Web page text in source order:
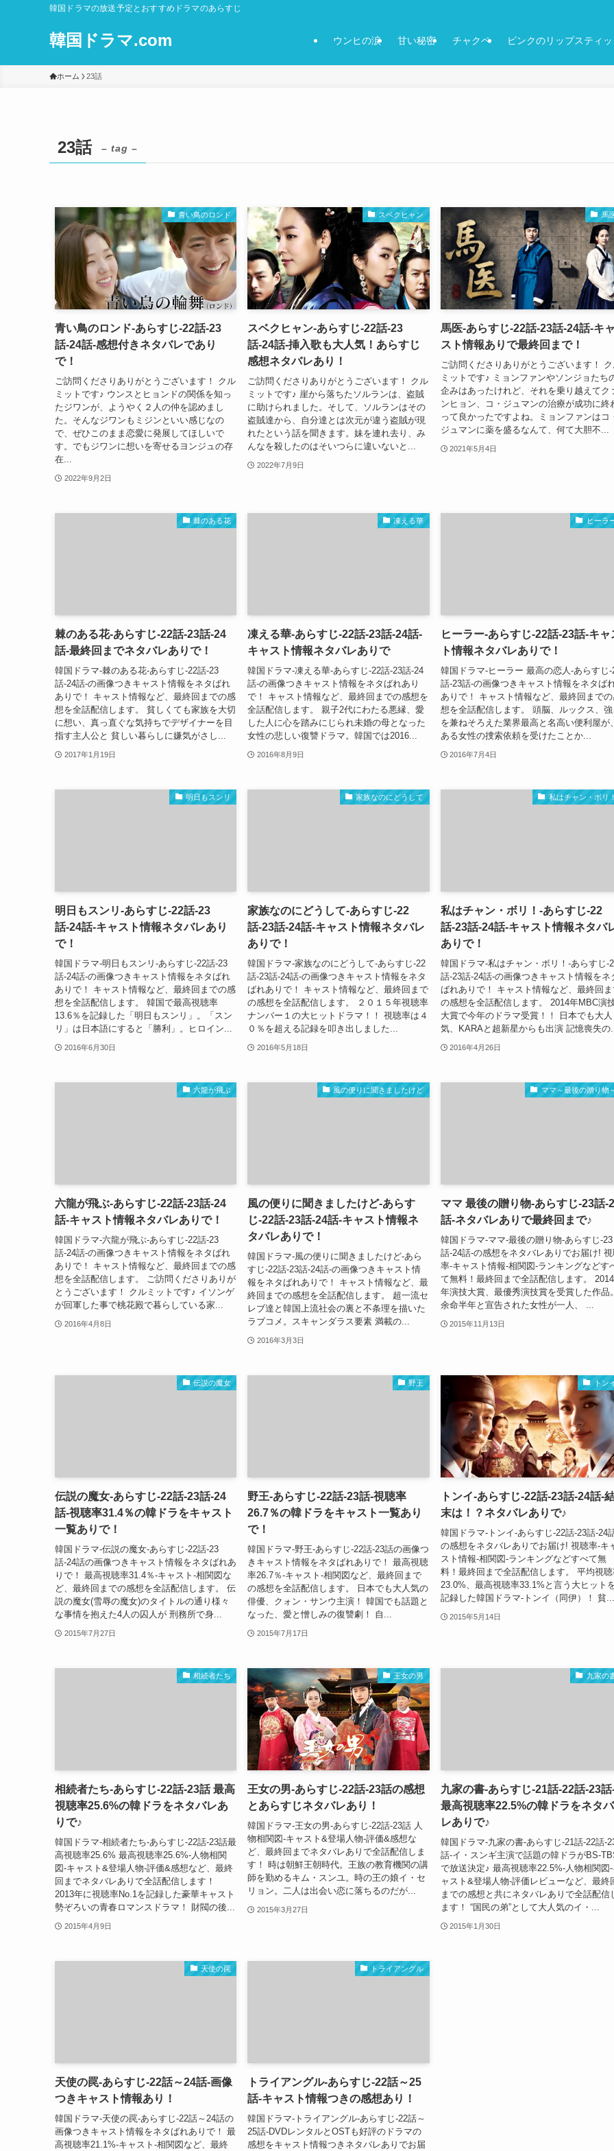
韓国ドラマの放送予定とおすすめドラマのあらすじ
韓国ドラマ.com ウンヒの涙 甘い秘密 チャクペ ピンクのリップスティ
ホーム 23話
23話 – tag –
青い鳥のロンド
青い鳥のロンド-あらすじ-22話-23
話-24話-感想付きネタバレであり
で！
ご訪問くださりありがとうございます！ クル
ミットです♪ ウンスとヒョンドの関係を知っ
たジワンが、ようやく２人の仲を認めまし
た。そんなジワンもミジンといい感じなの
で、ぜひこのまま恋愛に発展してほしいで
す。でもジワンに想いを寄せるヨンジュの存
在...
2022年9月2日
スベクヒャン
スベクヒャン-あらすじ-22話-23
話-24話-挿入歌も大人気！あらすじ
感想ネタバレあり！
ご訪問くださりありがとうございます！ クル
ミットです♪ 崖から落ちたソルランは、盗賊
に助けられました。そして、ソルランはその
盗賊達から、自分達とは次元が違う盗賊が現
れたという話を聞きます。妹を連れ去り、み
んなを殺したのはそいつらに違いないと...
2022年7月9日
馬
馬医-あらすじ-22話-23話-24話-キャ
スト情報ありで最終回まで！
ご訪問くださりありがとうございます！
ミットです♪ ミョンファンやソンジョたち
企みはあったけれど、それを乗り越えてク
ンヒョン、コ・ジュマンの治療が成功に終
って良かったですよね。ミョンファンはコ
ジュマンに薬を盛るなんて、何て大胆不...
2021年5月4日
棘のある花
棘のある花-あらすじ-22話-23話-24
話-最終回までネタバレありで！
韓国ドラマ-棘のある花-あらすじ-22話-23
話-24話-の画像つきキャスト情報をネタばれ
ありで！ キャスト情報など、最終回までの感
想を全話配信します。 貧しくても家族を大切
に想い、真っ直ぐな気持ちでデザイナーを目
指す主人公と 貧しい暮らしに嫌気がさし...
2017年1月19日
凍える華
凍える華-あらすじ-22話-23話-24話-
キャスト情報ネタバレありで
韓国ドラマ-凍える華-あらすじ-22話-23話-24
話-の画像つきキャスト情報をネタばれあり
で！ キャスト情報など、最終回までの感想を
全話配信します。 親子2代にわたる悪縁、愛
した人に心を踏みにじられ未婚の母となった
女性の悲しい復讐ドラマ。韓国では2016...
2016年8月9日
ヒーラ
ヒーラー-あらすじ-22話-23話-キャ
ト情報ネタバレありで！
韓国ドラマ-ヒーラー 最高の恋人-あらすじ-
話-23話-の画像つきキャスト情報をネタば
ありで！ キャスト情報など、最終回まで
想を全話配信します。 頭脳、ルックス、強
を兼ねそろえた業界最高と名高い便利屋が、
ある女性の捜索依頼を受けたことか...
2016年7月4日
明日もスンリ
明日もスンリ-あらすじ-22話-23
話-24話-キャスト情報ネタバレあり
で！
韓国ドラマ-明日もスンリ-あらすじ-22話-23
話-24話-の画像つきキャスト情報をネタばれ
ありで！ キャスト情報など、最終回までの感
想を全話配信します。 韓国で最高視聴率
13.6％を記録した「明日もスンリ」。「スン
リ」は日本語にすると「勝利」。ヒロイン...
2016年6月30日
家族なのにどうして
家族なのにどうして-あらすじ-22
話-23話-24話-キャスト情報ネタバレ
ありで！
韓国ドラマ-家族なのにどうして-あらすじ-22
話-23話-24話-の画像つきキャスト情報をネタ
ばれありで！ キャスト情報など、最終回まで
の感想を全話配信します。 ２０１５年視聴率
ナンバー１の大ヒットドラマ！！ 視聴率は４
０％を超える記録を叩き出しました...
2016年5月18日
私はチャン・ボリ！
私はチャン・ボリ！-あらすじ-22
話-23話-24話-キャスト情報ネタバ
ありで！
韓国ドラマ-私はチャン・ボリ！-あらすじ-
話-23話-24話-の画像つきキャスト情報をネ
ばれありで！ キャスト情報など、最終回ま
の感想を全話配信します。 2014年MBC演
大賞で今年のドラマ受賞！！ 日本でも大人
気、KARAと超新星からも出演 記憶喪失の...
2016年4月26日
六龍が飛ぶ
六龍が飛ぶ-あらすじ-22話-23話-24
話-キャスト情報ネタバレありで！
韓国ドラマ-六龍が飛ぶ-あらすじ-22話-23
話-24話-の画像つきキャスト情報をネタばれ
ありで！ キャスト情報など、最終回までの感
想を全話配信します。 ご訪問くださりありが
とうございます！ クルミットです♪ イソンゲ
が回軍した事で桃花殿で暮らしている家...
2016年4月8日
風の便りに聞きましたけど
風の便りに聞きましたけど-あらす
じ-22話-23話-24話-キャスト情報ネ
タバレありで！
韓国ドラマ-風の便りに聞きましたけど-あら
すじ-22話-23話-24話-の画像つきキャスト情
報をネタばれありで！ キャスト情報など、最
終回までの感想を全話配信します。 超一流セ
レブ達と韓国上流社会の裏と不条理を描いた
ラブコメ。スキャンダラス要素 満載の...
2016年3月3日
ママ～最後の贈り物
ママ 最後の贈り物-あらすじ-23話-
話-ネタバレありで最終回まで♪
韓国ドラマ-ママ-最後の贈り物-あらすじ-23
話-24話-の感想をネタバレありでお届け!
率-キャスト情報-相関図-ランキングなどす
て無料！最終回まで全話配信します。 2014
年演技大賞、最優秀演技賞を受賞した作品。
余命半年と宣告された女性が一人、 ...
2015年11月13日
伝説の魔女
伝説の魔女-あらすじ-22話-23話-24
話-視聴率31.4％の韓ドラをキャスト
一覧ありで！
韓国ドラマ-伝説の魔女-あらすじ-22話-23
話-24話の画像つきキャスト情報をネタばれあ
りで！ 最高視聴率31.4％-キャスト-相関図な
ど、最終回までの感想を全話配信します。 伝
説の魔女(雪辱の魔女)のタイトルの通り様々
な事情を抱えた4人の囚人が 刑務所で身...
2015年7月27日
野王
野王-あらすじ-22話-23話-視聴率
26.7％の韓ドラをキャスト一覧あり
で！
韓国ドラマ-野王-あらすじ-22話-23話の画像つ
きキャスト情報をネタばれありで！ 最高視聴
率26.7％-キャスト-相関図など、最終回まで
の感想を全話配信します。 日本でも大人気の
俳優、クォン・サンウ主演！ 韓国でも話題と
なった、愛と憎しみの復讐劇！ 自...
2015年7月17日
トン
トンイ-あらすじ-22話-23話-24話-
末は！？ネタバレありで♪
韓国ドラマ-トンイ-あらすじ-22話-23話-24
の感想をネタバレありでお届け! 視聴率-キ
スト情報-相関図-ランキングなどすべて無
料！最終回まで全話配信します。 平均視聴
23.0%、最高視聴率33.1%と言う大ヒット
記録した韓国ドラマ-トンイ（同伊）！ 貧...
2015年5月14日
相続者たち
相続者たち-あらすじ-22話-23話 最高
視聴率25.6%の韓ドラをネタバレあ
りで♪
韓国ドラマ-相続者たち-あらすじ-22話-23話最
高視聴率25.6% 最高視聴率25.6%-人物相関
図-キャスト&登場人物-評価&感想など、最終
回までネタバレありで全話配信します！
2013年に視聴率No.1を記録した豪華キャスト
勢ぞろいの青春ロマンスドラマ！ 財閥の後...
2015年4月9日
王女の男
王女の男-あらすじ-22話-23話の感想
とあらすじネタバレあり！
韓国ドラマ-王女の男-あらすじ-22話-23話 人
物相関図-キャスト&登場人物-評価&感想な
ど、最終回までネタバレありで全話配信しま
す！ 時は朝鮮王朝時代。王族の教育機関の講
師を勤めるキム・スンユ。時の王の娘イ・セ
リョン。二人は出会い恋に落ちるのだが...
2015年3月27日
九家の
九家の書-あらすじ-21話-22話-23話
最高視聴率22.5%の韓ドラをネタバ
レありで♪
韓国ドラマ-九家の書-あらすじ-21話-22話-
話-イ・スンギ主演で話題の韓ドラがBS-
で放送決定♪ 最高視聴率22.5%-人物相関図-
ャスト&登場人物-評価レビューなど、最終
までの感想と共にネタバレありで全話配信
ます！ “国民の弟”として大人気のイ・...
2015年1月30日
天使の罠
天使の罠-あらすじ-22話～24話-画像
つきキャスト情報あり！
韓国ドラマ-天使の罠-あらすじ-22話～24話の
画像つきキャスト情報をネタばれありで！ 最
高視聴率21.1%-キャスト-相関図など、最終
トライアングル
トライアングル-あらすじ-22話～25
話-キャスト情報つきの感想あり！
韓国ドラマ-トライアングル-あらすじ-22話～
25話-DVDレンタルとOSTも好評のドラマの
感想をキャスト情報つきネタバレありでお届